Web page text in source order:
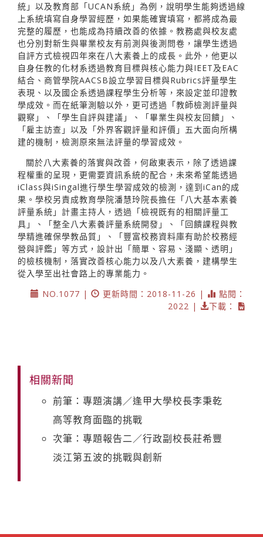
統」以及教育部「UCAN系統」為例，說明學生能夠透過線
上系統填寫自身學習經歷，如果能確實填寫，都將成為最
完整的履歷，也能成為持續改善的依據。教務處與校友處
也分別對新生與畢業校友有前測與後測問卷，讓學生透過
自評方式檢視四年來在八大素養上的成長。此外，他更以
自身任教的化材系透過教育目標與核心能力與IEET及EAC
結合、商管學院AACSB設立學習目標與Rubrics評量學生
表現、以及國企系透過課程學生分析等，來設定並印證教
學成效。而在紙筆測驗以外，更可透過「教師檢測評量與
觀察」、「學生自評與建議」、「畢業生與校友回饋」、
「雇主訪查」以及「外界客觀評量和評價」五大面向所構
建的機制，檢測原來無法評量的學習成效。
關於八大素養的落實與改善，何啟東表示，除了透過課
程權重的呈現，更需要資訊系統的配合，未來希望能透過
iClass與iSingal進行學生學習成效的檢測，達到iCan的成
果。學校另責成教育學院潘慧玲院長擔任「八大基本素養
評量系統」計畫主持人，透過「檢視既有的相關評量工
具」、「整全八大素養評量系統開發」、「回饋課程與教
學精進確保學教品質」、「豐富校務資料庫有助於校務經
營與評鑑」等方式，設計出「簡單、容易、淺顯、透明」
的檢核機制，落實改善核心能力以及八大素養，建構學生
從入學至出社會路上的專業能力。
NO.1077 |
更新時間：2018-11-26 |
點閱：
2022 |
下載：
相關新聞
前筆：專題演講／逢甲大學校長李秉乾
高等教育面臨的挑戰
次筆：專題報告二／行政副校長莊希豐
淡江第五波的挑戰與創新